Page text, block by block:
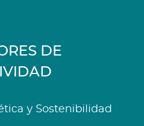
DE
y Sostenibilidad